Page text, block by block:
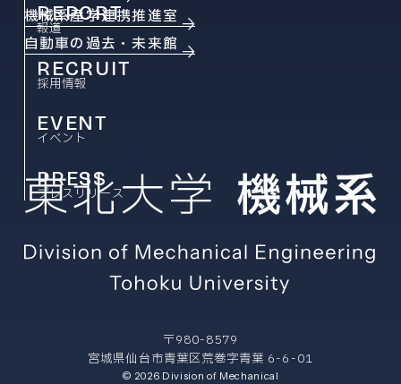
REPORT
報道
RECRUIT
採用情報
EVENT
イベント
PRESS
プレスリリース
機械系産学連携推進室
自動車の過去・未来館
〒980-8579
宮城県仙台市青葉区荒巻字青葉 6-6-01
© 2026 Division of Mechanical